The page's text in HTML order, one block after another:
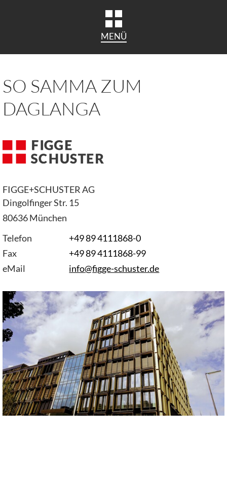
MENÜ
SO SAMMA ZUM
DAGLANGA
FIGGE+SCHUSTER AG
Dingolfinger Str. 15
80636 München
Telefon
+49 89 4111868-0
Fax
+49 89 4111868-99
eMail
info@figge-schuster.de